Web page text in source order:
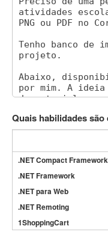
Quais habilidades são
.NET Compact Framework
.NET Framework
.NET para Web
.NET Remoting
1ShoppingCart